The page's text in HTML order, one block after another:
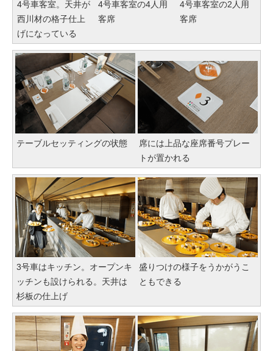
4号車客室。天井が
西川材の格子仕上
げになっている
4号車客室の4人用
客席
4号車客室の2人用
客席
テーブルセッティングの状態
席には上品な座席番号プレー
トが置かれる
3号車はキッチン。オープンキ
ッチンも設けられる。天井は
杉板の仕上げ
盛りつけの様子をうかがうこ
ともできる